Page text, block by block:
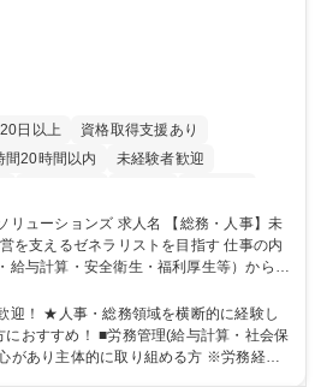
日以上
資格取得支援あり
間20時間以内
未経験者歓迎
交通費支給 土日祝休み 寮・社宅あり
求人名 【総務・人事】未
えるゼネラリストを目指す 仕事の内
給与計算・安全衛生・福利厚生等）からお
用・教育業務へ守備範囲を広げ、組織運
働時間管理、給与
理、安全衛生、健康経営推進等をお任せ
管理など、幅広く経験を積んでいただき
迎！ ★人事・総務領域を横断的に経験し
管理(給与計算・社会保
があり主体的に取り組める方 ※労務経験